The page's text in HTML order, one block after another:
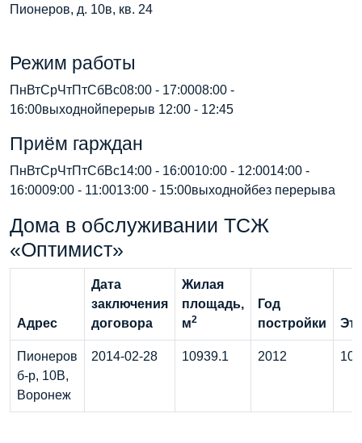
Пионеров, д. 10в, кв. 24
Режим работы
ПнВтСрЧтПтСбВс08:00 - 17:0008:00 -
16:00выходнойперерыв 12:00 - 12:45
Приём гарждан
ПнВтСрЧтПтСбВс14:00 - 16:0010:00 - 12:0014:00 -
16:0009:00 - 11:0013:00 - 15:00выходнойбез перерыва
Дома в обслуживании ТСЖ
«Оптимист»
Адрес
Дата
заключения
договора
Жилая
площадь,
м2
Год
постройки
Пионеров
б-р, 10В,
Воронеж
2014-02-28 10939.1 2012 10